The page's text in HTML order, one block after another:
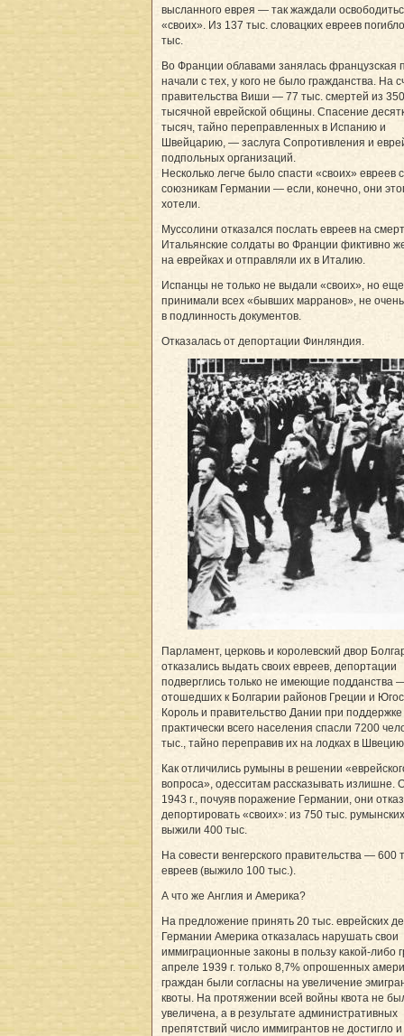
высланного еврея — так жаждали
«своих». Из 137 тыс. словацких евреев
тыс.
Во Франции облавами занялась французская
начали с тех, у кого не было гражданства. На
правительства Виши — 77 тыс. смертей из
тысячной еврейской общины. Спасение
тысяч, тайно переправленных в Испанию и
Швейцарию, — заслуга Сопротивления и
подпольных организаций.
Несколько легче было спасти «своих» евреев
союзникам Германии — если, конечно, они
хотели.
Муссолини отказался послать евреев на
Итальянские солдаты во Франции фиктивно
на еврейках и отправляли их в Италию.
Испанцы не только не выдали «своих», но еще
принимали всех «бывших марранов», не
в подлинность документов.
Отказалась от депортации Финляндия.
Парламент, церковь и королевский двор
отказались выдать своих евреев, депортации
подверглись только не имеющие подданства
отошедших к Болгарии районов Греции и
Король и правительство Дании при поддержке
практически всего населения спасли 7200
тыс., тайно переправив их на лодках в
Как отличились румыны в решении
вопроса», одесситам рассказывать излишне.
1943 г., почуяв поражение Германии, они
депортировать «своих»: из 750 тыс.
выжили 400 тыс.
На совести венгерского правительства — 600
евреев (выжило 100 тыс.).
А что же Англия и Америка?
На предложение принять 20 тыс. еврейских
Германии Америка отказалась нарушать свои
иммиграционные законы в пользу какой-либо
апреле 1939 г. только 8,7% опрошенных
граждан были согласны на увеличение
квоты. На протяжении всей войны квота не
увеличена, а в результате административных
препятствий число иммигрантов не достигло и